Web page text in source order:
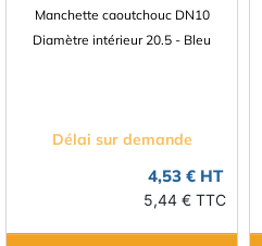
Manchette caoutchouc DN10
Diamètre intérieur 20.5 - Bleu
Délai sur demande
4,53 € HT
5,44 € TTC